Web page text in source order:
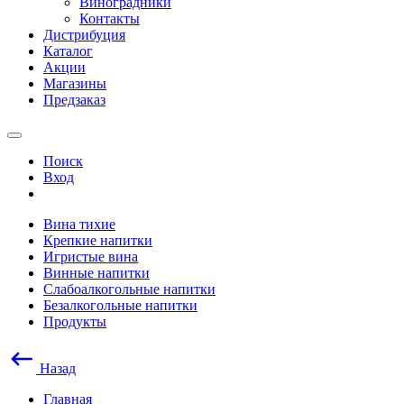
Контакты
Дистрибуция
Каталог
Акции
Магазины
Предзаказ
Поиск
Вход
Вина тихие
Крепкие напитки
Игристые вина
Винные напитки
Слабоалкогольные напитки
Безалкогольные напитки
Продукты
Назад
Главная